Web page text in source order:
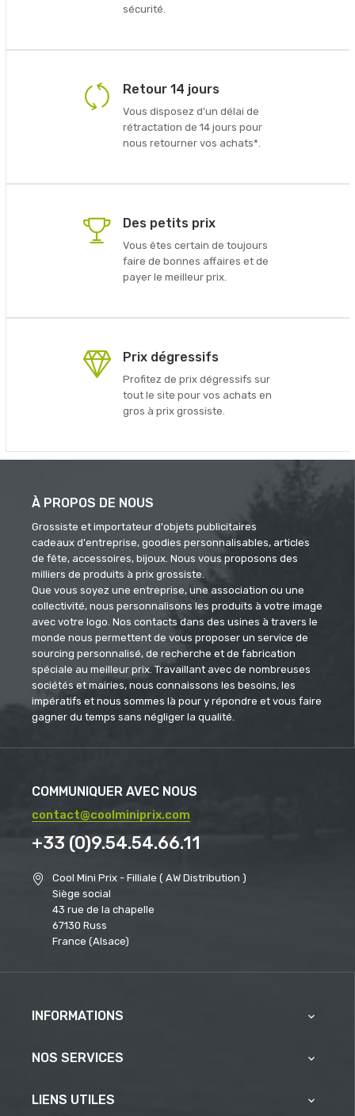
sécurité.
Retour 14 jours
Vous disposez d'un délai de
rétractation de 14 jours pour
nous retourner vos achats*.
Des petits prix
Vous êtes certain de toujours
faire de bonnes affaires et de
payer le meilleur prix.
Prix dégressifs
Profitez de prix dégressifs sur
tout le site pour vos achats en
gros à prix grossiste.
À PROPOS DE NOUS
Grossiste et importateur d'objets publicitaires
cadeaux d'entreprise, goodies personnalisables, articles
de fête, accessoires, bijoux. Nous vous proposons des
milliers de produits à prix grossiste.
Que vous soyez une entreprise, une association ou une
collectivité, nous personnalisons les produits à votre image
avec votre logo. Nos contacts dans des usines à travers le
monde nous permettent de vous proposer un service de
sourcing personnalisé, de recherche et de fabrication
spéciale au meilleur prix. Travaillant avec de nombreuses
sociétés et mairies, nous connaissons les besoins, les
impératifs et nous sommes là pour y répondre et vous faire
gagner du temps sans négliger la qualité.
COMMUNIQUER AVEC NOUS
contact@coolminiprix.com
+33 (0)9.54.54.66.11
Cool Mini Prix - Filliale ( AW Distribution )
Siège social
43 rue de la chapelle
67130 Russ
France (Alsace)
INFORMATIONS 
NOS SERVICES 
LIENS UTILES 